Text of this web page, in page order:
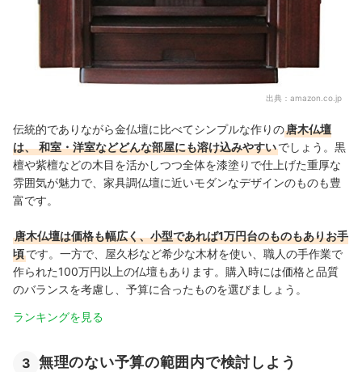
出典： amazon.co.jp
伝統的でありながら金仏壇に比べてシンプルな作りの唐木仏壇
は、 和室・洋室などどんな部屋にも溶け込みやすいでしょう。 黒
檀や紫檀などの木目を活かしつつ全体を漆塗りで仕上げた重厚な
雰囲気が魅力で、 家具調仏壇に近いモダンなデザインのものも豊
富です。
唐木仏壇は価格も幅広く、小型であれば1万円台のものもありお手
頃です。一方で、屋久杉など希少な木材を使い、職人の手作業で
作られた100万円以上の仏壇もあります。購入時には価格と品質
のバランスを考慮し、予算に合ったものを選びましょう。
ランキングを見る
3 無理のない予算の範囲内で検討しよう